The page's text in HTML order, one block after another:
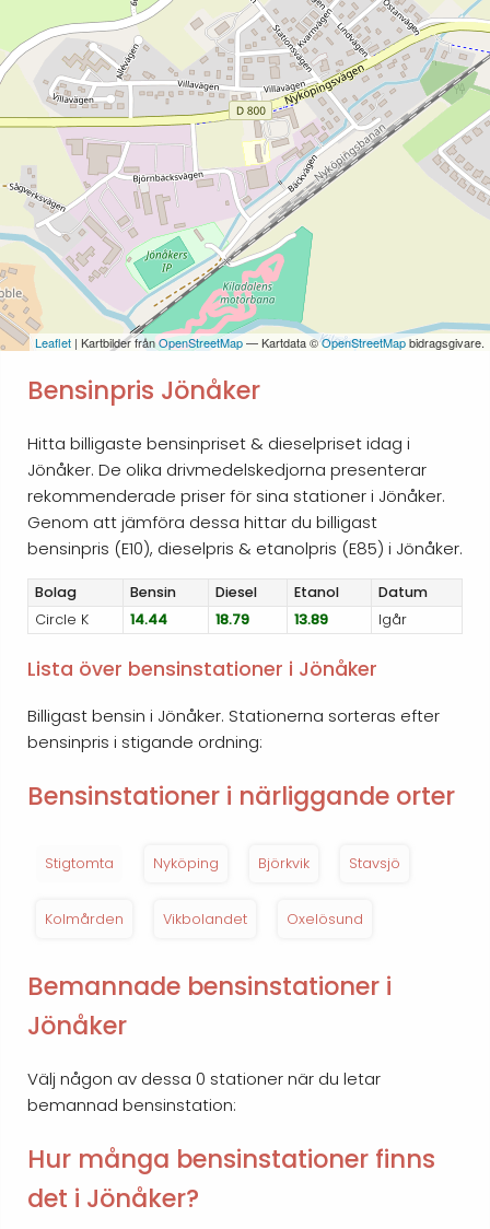
Leaflet | Kartbilder frånOpenStreetMap— Kartdata ©OpenStreetMapbidragsgivare.
Bensinpris Jönåker
Hitta billigaste bensinpriset & dieselpriset idag i
Jönåker. De olika drivmedelskedjorna presenterar
rekommenderade priser för sina stationer i Jönåker.
Genom att jämföra dessa hittar du billigast
bensinpris (E10), dieselpris & etanolpris (E85) i Jönåker.
Bolag Bensin Diesel Etanol
Datum
Circle K
14.44 18.79 13.89 Igår
Lista över bensinstationer i Jönåker
Billigast bensin i Jönåker. Stationerna sorteras efter
bensinpris i stigande ordning:
Bensinstationer i närliggande orter
Stigtomta Nyköping Björkvik Stavsjö
Kolmården Vikbolandet Oxelösund
Bemannade bensinstationer i
Jönåker
Välj någon av dessa 0 stationer när du letar
bemannad bensinstation:
Hur många bensinstationer finns
det i Jönåker?